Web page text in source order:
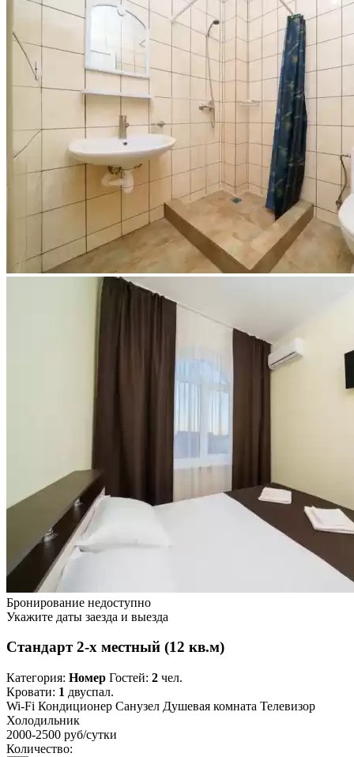
Бронирование недоступно
Укажите даты заезда и выезда
Стандарт 2-х местный (12 кв.м)
Категория: Номер Гостей: 2 чел.
Кровати: 1 двуспал.
Wi-Fi Кондиционер Санузел Душевая комната Телевизор
Холодильник
2000-2500 руб/сутки
Количество: